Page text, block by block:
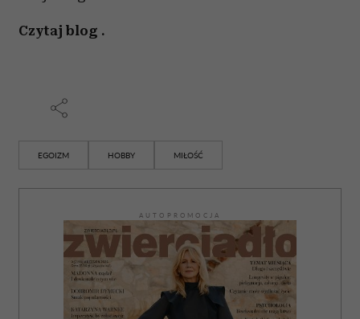
Partnerzy mogą połączyć te informacje z innymi danymi
otrzymanymi od Ciebie lub uzyskanymi podczas
korzystania z ich usług.
Czytaj blog .
EGOIZM HOBBY MIŁOŚĆ
AUTOPROMOCJA